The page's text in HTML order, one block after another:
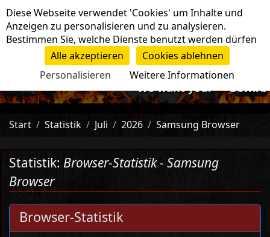
Navigation
-=>We want you!<=- Bewirb
Start Statistik Juli 2026 Samsung Browser
Statistik: Browser-Statistik - Samsung
Browser
Browser-Statistik
Cookie-Einstellungen
Diese Webseite verwendet 'Cookies' um Inhalte und
Anzeigen zu personalisieren und zu analysieren.
Bestimmen Sie, welche Dienste benutzt werden dürfen
Alle akzeptieren
Cookies ablehnen
Personalisieren
Weitere Informationen